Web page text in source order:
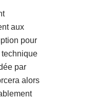
aux
pour
par
alors